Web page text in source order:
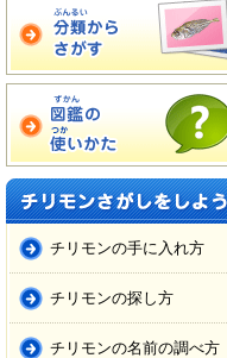
チリモンの手に入れ方
チリモンの探し方
チリモンの名前の調べ方